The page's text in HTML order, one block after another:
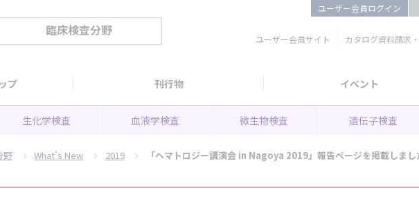
臨床検査分野
ユーザー会員ログイン
ユーザー会員サイト カタログ資料請求
プ 刊行物 イベント
生化学検査 血液学検査 微生物検査 遺伝子検査
野 What's New 2019 「ヘマトロジー講演会 in Nagoya 2019」報告ページを掲載しまし